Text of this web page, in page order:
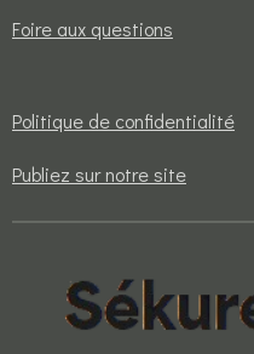
Foire aux questions
Politique de confidentialité
Publiez sur notre site